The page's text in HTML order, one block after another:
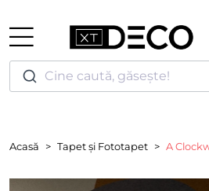
Cine caută, găsește!
Acasă Tapet și Fototapet A